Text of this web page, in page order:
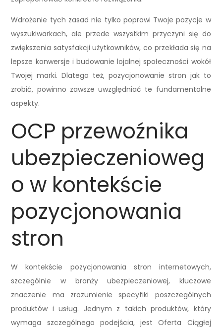
Wdrożenie tych zasad nie tylko poprawi Twoje pozycje w
wyszukiwarkach, ale przede wszystkim przyczyni się do
zwiększenia satysfakcji użytkowników, co przekłada się na
lepsze konwersje i budowanie lojalnej społeczności wokół
Twojej marki. Dlatego też, pozycjonowanie stron jak to
zrobić, powinno zawsze uwzględniać te fundamentalne
aspekty.
OCP przewoźnika
ubezpieczenioweg
o w kontekście
pozycjonowania
stron
W kontekście pozycjonowania stron internetowych,
szczególnie w branży ubezpieczeniowej, kluczowe
znaczenie ma zrozumienie specyfiki poszczególnych
produktów i usług. Jednym z takich produktów, który
wymaga szczególnego podejścia, jest Oferta Ciągłej